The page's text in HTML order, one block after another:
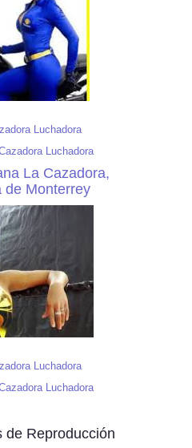
Luchadora
Luchadora
La Cazadora,
de Monterrey
Luchadora
Luchadora
de Reproducción